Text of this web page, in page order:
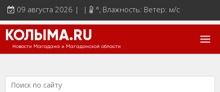
09 августа 2026 | | °, Влажность: Ветер: м/с
КОЛЫМА.RU
Новости Магадана и Магаданской области